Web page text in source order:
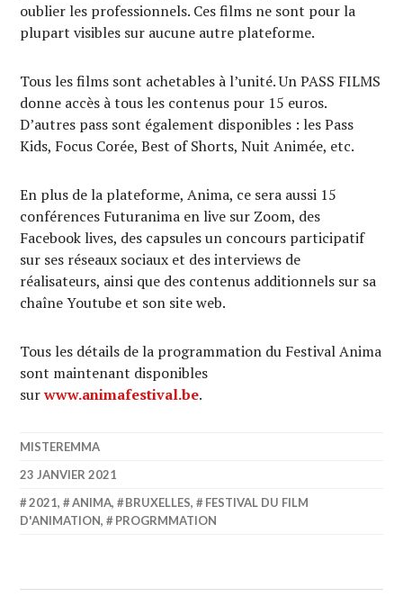
oublier les professionnels. Ces films ne sont pour la
plupart visibles sur aucune autre plateforme.
Tous les films sont achetables à l’unité. Un PASS FILMS
donne accès à tous les contenus pour 15 euros.
D’autres pass sont également disponibles : les Pass
Kids, Focus Corée, Best of Shorts, Nuit Animée, etc.
En plus de la plateforme, Anima, ce sera aussi 15
conférences Futuranima en live sur Zoom, des
Facebook lives, des capsules un concours participatif
sur ses réseaux sociaux et des interviews de
réalisateurs, ainsi que des contenus additionnels sur sa
chaîne Youtube et son site web.
Tous les détails de la programmation du Festival Anima
sont maintenant disponibles
surwww.animafestival.be.
MISTEREMMA
23 JANVIER 2021
2021, ANIMA, BRUXELLES,
FESTIVAL DU FILM
D'ANIMATION, PROGRMMATION